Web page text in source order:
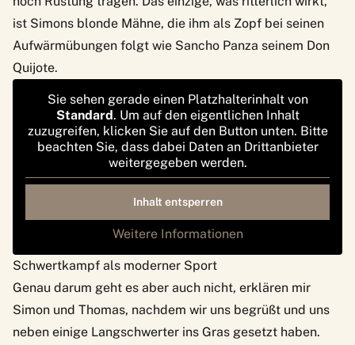
ist Simons blonde Mähne, die ihm als Zopf bei seinen
Aufwärmübungen folgt wie Sancho Panza seinem Don
Quijote.
Sie sehen gerade einen Platzhalterinhalt von
Standard. Um auf den eigentlichen Inhalt
zuzugreifen, klicken Sie auf den Button unten. Bitte
beachten Sie, dass dabei Daten an Drittanbieter
weitergegeben werden.
Inhalt entsperren
Weitere Informationen
Schwertkampf als moderner Sport
Genau darum geht es aber auch nicht, erklären mir
Simon und Thomas, nachdem wir uns begrüßt und uns
neben einige Langschwerter ins Gras gesetzt haben.